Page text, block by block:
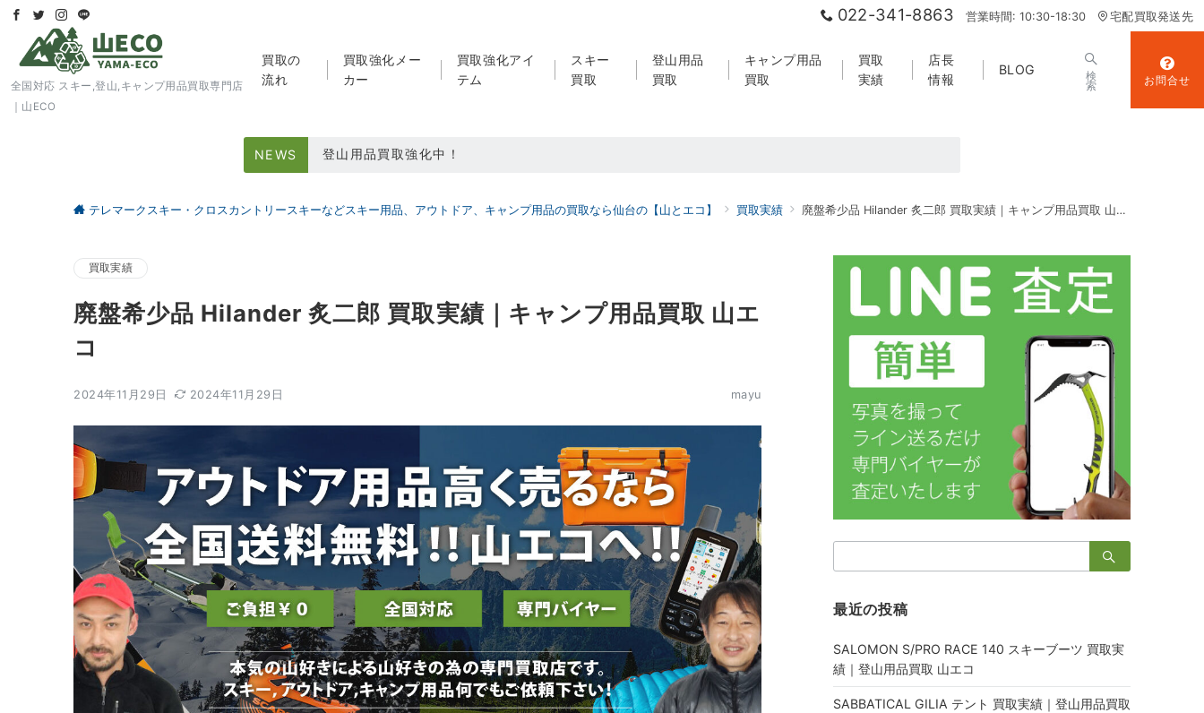
022-341-8863 営業時間: 10:30-18:30 宅配買取発送先
全国対応 スキー,登山,キャンプ用品買取専門店
｜山ECO
買取の
流れ
買取強化メー
カー
買取強化アイ
テム
スキー
買取
登山用品
買取
キャンプ用品
買取
買取
実績
店長
情報
BLOG 検
索 お問合せ
NEWS 登山用品買取強化中！
大好評アウトドア用品LINE査定！利用者続々増えています！
テレマークスキー・クロスカントリースキーなどスキー用品、アウトドア、キャンプ用品の買取なら仙台の【山とエコ】 買取実績 廃盤希少品 Hilander 炙二郎 買取実績｜キャンプ用品買取 山エコ
買取実績
廃盤希少品 Hilander 炙二郎 買取実績｜キャンプ用品買取 山エ
コ
2024年11月29日 2024年11月29日 mayu
索：
最近の投稿
SALOMON S/PRO RACE 140 スキーブーツ 買取実
績｜登山用品買取 山エコ
SABBATICAL GILIA テント 買取実績｜登山用品買取